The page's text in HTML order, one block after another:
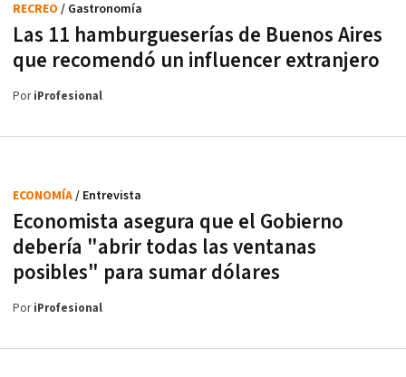
Las 11 hamburgueserías de Buenos Aires
que recomendó un influencer extranjero
RECREO / Gastronomía
PoriProfesional
Economista asegura que el Gobierno
debería "abrir todas las ventanas
posibles" para sumar dólares
ECONOMÍA/ Entrevista
PoriProfesional